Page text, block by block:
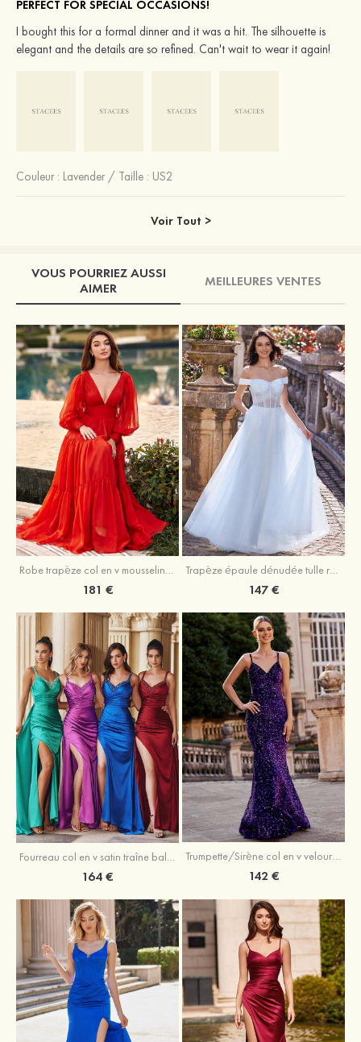
PERFECT FOR SPECIAL OCCASIONS!
I bought this for a formal dinner and it was a hit. The silhouette is
elegant and the details are so refined. Can't wait to wear it again!
Couleur : Lavender / Taille : US2
Voir Tout >
VOUS POURRIEZ AUSSI
AIMER
MEILLEURES VENTES
181 € 147 €
Fourreau col en v satin traîne balayage robe de bal
164 €
Trumpette/Sirène col en v velours paillettes traîne balayage robe de bal
142 €